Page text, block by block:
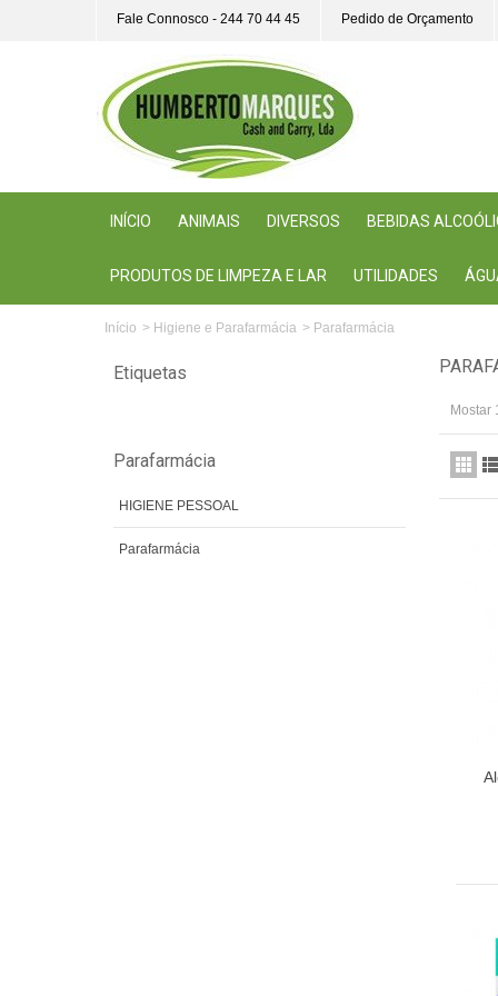
Fale Connosco - 244 70 44 45 Pedido de Orçamento
INÍCIO ANIMAIS DIVERSOS BEBIDAS
PRODUTOS DE LIMPEZA E LAR UTILIDADES
Início > Higiene e Parafarmácia > Parafarmácia
Etiquetas
Parafarmácia
HIGIENE PESSOAL
Parafarmácia
Mostar